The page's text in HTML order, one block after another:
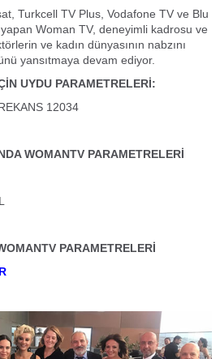
Turkcell TV Plus, Vodafone TV ve Blu
Woman TV, deneyimli kadrosu ve
ve kadın dünyasının nabzını
yansıtmaya devam ediyor.
UYDU PARAMETRELERİ:
12034
WOMANTV PARAMETRELERİ
PARAMETRELERİ